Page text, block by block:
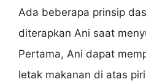
Ada beberapa prinsip
diterapkan Ani saat
Pertama, Ani dapat
letak makanan di atas